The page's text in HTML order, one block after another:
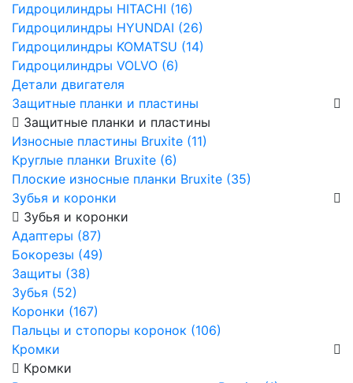
Гидроцилиндры HITACHI (16)
Гидроцилиндры HYUNDAI (26)
Гидроцилиндры KOMATSU (14)
Гидроцилиндры VOLVO (6)
Детали двигателя
Защитные планки и пластины
Защитные планки и пластины
Износные пластины Bruxite (11)
Круглые планки Bruxite (6)
Плоские износные планки Bruxite (35)
Зубья и коронки
Зубья и коронки
Адаптеры (87)
Бокорезы (49)
Защиты (38)
Зубья (52)
Коронки (167)
Пальцы и стопоры коронок (106)
Кромки
Кромки